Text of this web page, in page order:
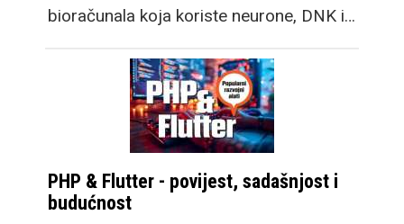
bioračunala koja koriste neurone, DNK i…
PHP & Flutter - povijest, sadašnjost i
budućnost